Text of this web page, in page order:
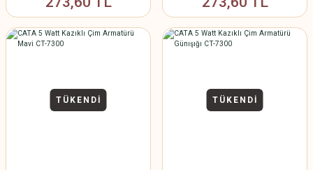
TÜKENDİ TÜKENDİ